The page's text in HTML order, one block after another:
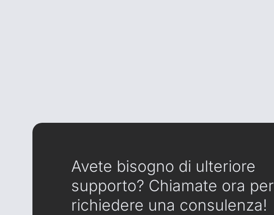
Avete bisogno di ulteriore
supporto? Chiamate ora per
richiedere una consulenza!